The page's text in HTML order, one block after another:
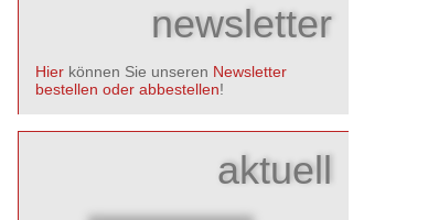
newsletter
Hier können Sie unseren Newsletter
bestellen oder abbestellen!
aktuell